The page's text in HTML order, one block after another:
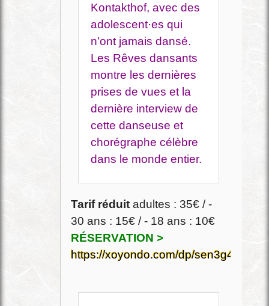
Kontakthof, avec des
adolescent·es qui
n’ont jamais dansé.
Les Rêves dansants
montre les dernières
prises de vues et la
dernière interview de
cette danseuse et
chorégraphe célèbre
dans le monde entier.
Tarif réduitadultes : 35€ / -
30 ans : 15€ / - 18 ans : 10€
RÉSERVATION >
https://xoyondo.com/dp/